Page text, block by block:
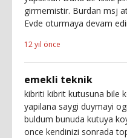
girmemistir. Burdan msj
Evde oturmaya devam
12 yıl önce
emekli teknik
kibriti kibrit kutusuna bile
yapilana saygi duymayi
buldum bunuda kutuya
once kendinizi sonrada